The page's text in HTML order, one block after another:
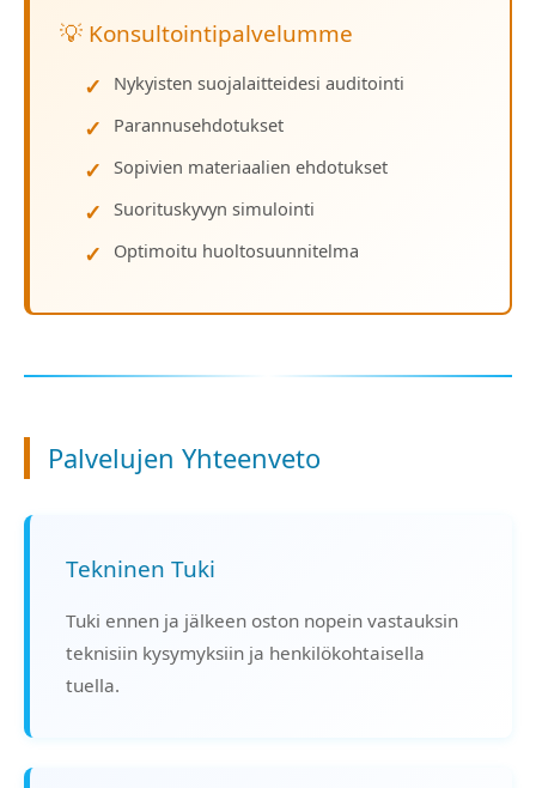
💡 Konsultointipalvelumme
Nykyisten suojalaitteidesi auditointi
Parannusehdotukset
Sopivien materiaalien ehdotukset
Suorituskyvyn simulointi
Optimoitu huoltosuunnitelma
Palvelujen Yhteenveto
Tekninen Tuki
Tuki ennen ja jälkeen oston nopein vastauksin
teknisiin kysymyksiin ja henkilökohtaisella
tuella.